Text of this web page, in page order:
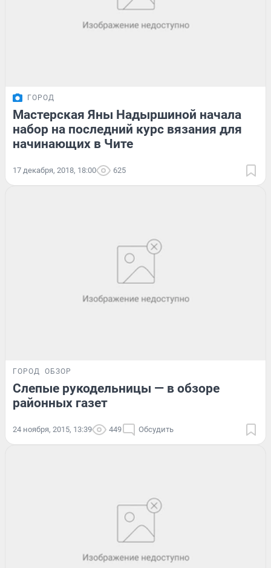
ГОРОД
Мастерская Яны Надыршиной начала
набор на последний курс вязания для
начинающих в Чите
17 декабря, 2018, 18:00 625
ГОРОД ОБЗОР
Слепые рукодельницы — в обзоре
районных газет
24 ноября, 2015, 13:39 449 Обсудить